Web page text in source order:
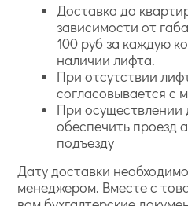
Доставка до
зависимости от
100 руб за каждую
наличии лифта.
При отсутствии
согласовывается с
При
обеспечить проезд
подъезду
Дату доставки
менеджером. Вместе с